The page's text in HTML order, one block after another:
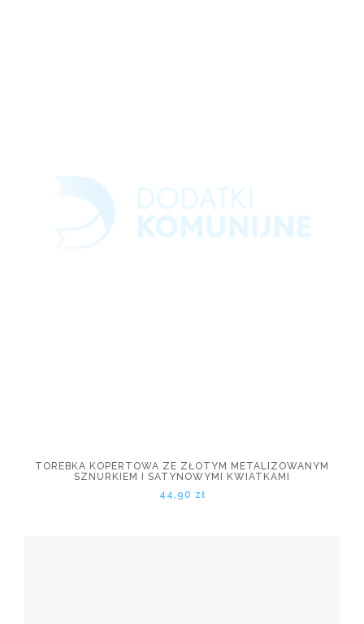
TOREBKA KOPERTOWA ZE ZŁOTYM METALIZOWANYM
SZNURKIEM I SATYNOWYMI KWIATKAMI
44,90 zł